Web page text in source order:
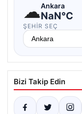
☁Ankara
NaN°C
ŞEHIR SEÇ
Bizi Takip Edin